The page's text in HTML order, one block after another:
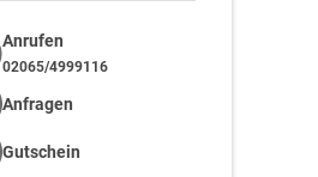
Anrufen
02065/4999116
Anfragen
Gutschein